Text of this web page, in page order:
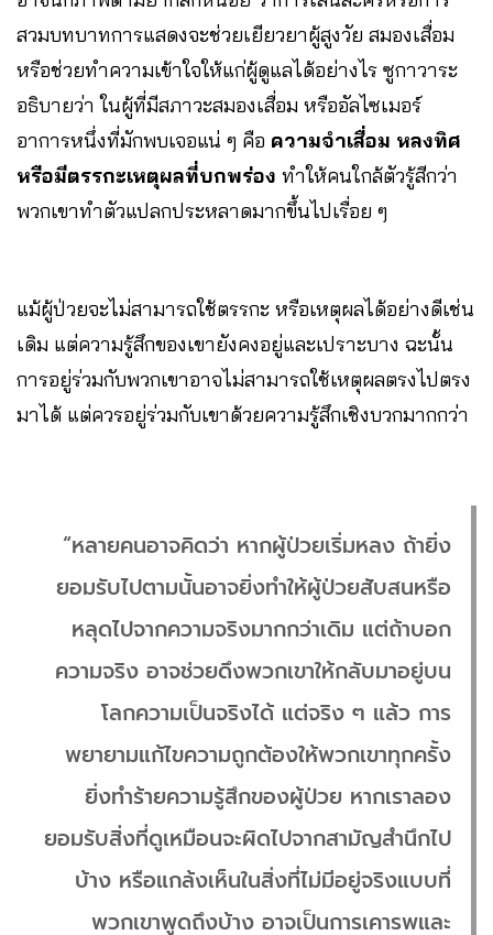
สวมบทบาทการแสดงจะช่วยเยียวยาผู้สูงวัย สมองเสื่อม
หรือช่วยทำความเข้าใจให้แก่ผู้ดูแลได้อย่างไร ซูกาวาระ
อธิบายว่า ในผู้ที่มีสภาวะสมองเสื่อม หรืออัลไซเมอร์
อาการหนึ่งที่มักพบเจอแน่ ๆ คือ ความจำเสื่อม หลงทิศ
หรือมีตรรกะเหตุผลที่บกพร่อง ทำให้คนใกล้ตัวรู้สีกว่า
พวกเขาทำตัวแปลกประหลาดมากขึ้นไปเรื่อย ๆ
แม้ผู้ป่วยจะไม่สามารถใช้ตรรกะ หรือเหตุผลได้อย่างดีเช่น
เดิม แต่ความรู้สึกของเขายังคงอยู่และเปราะบาง ฉะนั้น
การอยู่ร่วมกับพวกเขาอาจไม่สามารถใช้เหตุผลตรงไปตรง
มาได้ แต่ควรอยู่ร่วมกับเขาด้วยความรู้สึกเชิงบวกมากกว่า
“หลายคนอาจคิดว่า หากผู้ป่วยเริ่มหลง ถ้ายิ่ง
ยอมรับไปตามนั้นอาจยิ่งทำให้ผู้ป่วยสับสนหรือ
หลุดไปจากความจริงมากกว่าเดิม แต่ถ้าบอก
ความจริง อาจช่วยดึงพวกเขาให้กลับมาอยู่บน
โลกความเป็นจริงได้ แต่จริง ๆ แล้ว การ
พยายามแก้ไขความถูกต้องให้พวกเขาทุกครั้ง
ยิ่งทำร้ายความรู้สึกของผู้ป่วย หากเราลอง
ยอมรับสิ่งที่ดูเหมือนจะผิดไปจากสามัญสำนึกไป
บ้าง หรือแกล้งเห็นในสิ่งที่ไม่มีอยู่จริงแบบที่
พวกเขาพูดถึงบ้าง อาจเป็นการเคารพและ